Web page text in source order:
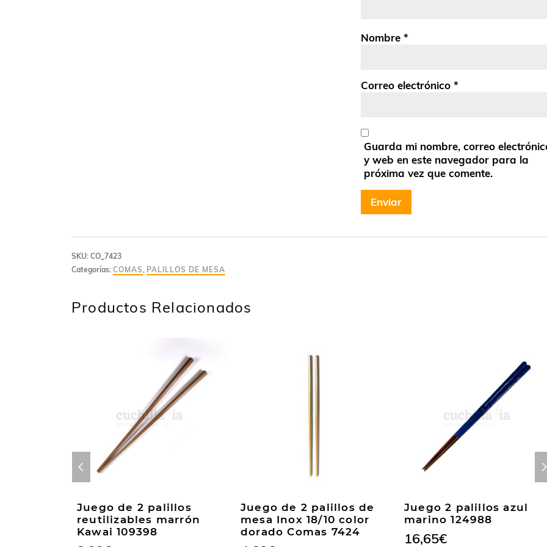
Nombre *
Correo electrónico *
Guarda mi nombre, correo
y web en este navegador para la
próxima vez que comente.
SKU: CO_7423
Categorías: COMAS , PALILLOS DE MESA
Productos Relacionados
Juego de 2 palillos
reutilizables marrón
Kawai 109398
Juego de 2 palillos de
mesa Inox 18/10 color
dorado Comas 7424
Juego 2 palillos azul
marino 124988
16,65€